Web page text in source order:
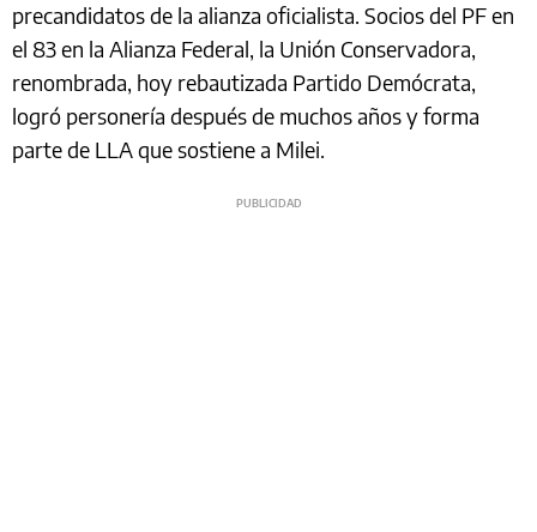
precandidatos de la alianza oficialista. Socios del PF en
el 83 en la Alianza Federal, la Unión Conservadora,
renombrada, hoy rebautizada Partido Demócrata,
logró personería después de muchos años y forma
parte de LLA que sostiene a Milei.